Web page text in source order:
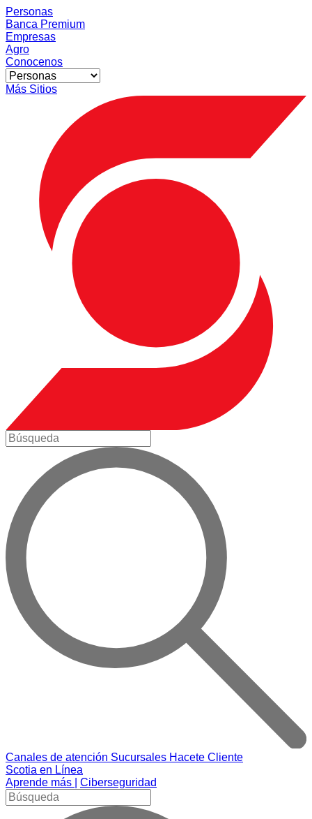
Personas
Banca Premium
Empresas
Agro
Conocenos
Más Sitios
Canales de atención Sucursales Hacete Cliente
Scotia en Línea
Aprende más |
Ciberseguridad